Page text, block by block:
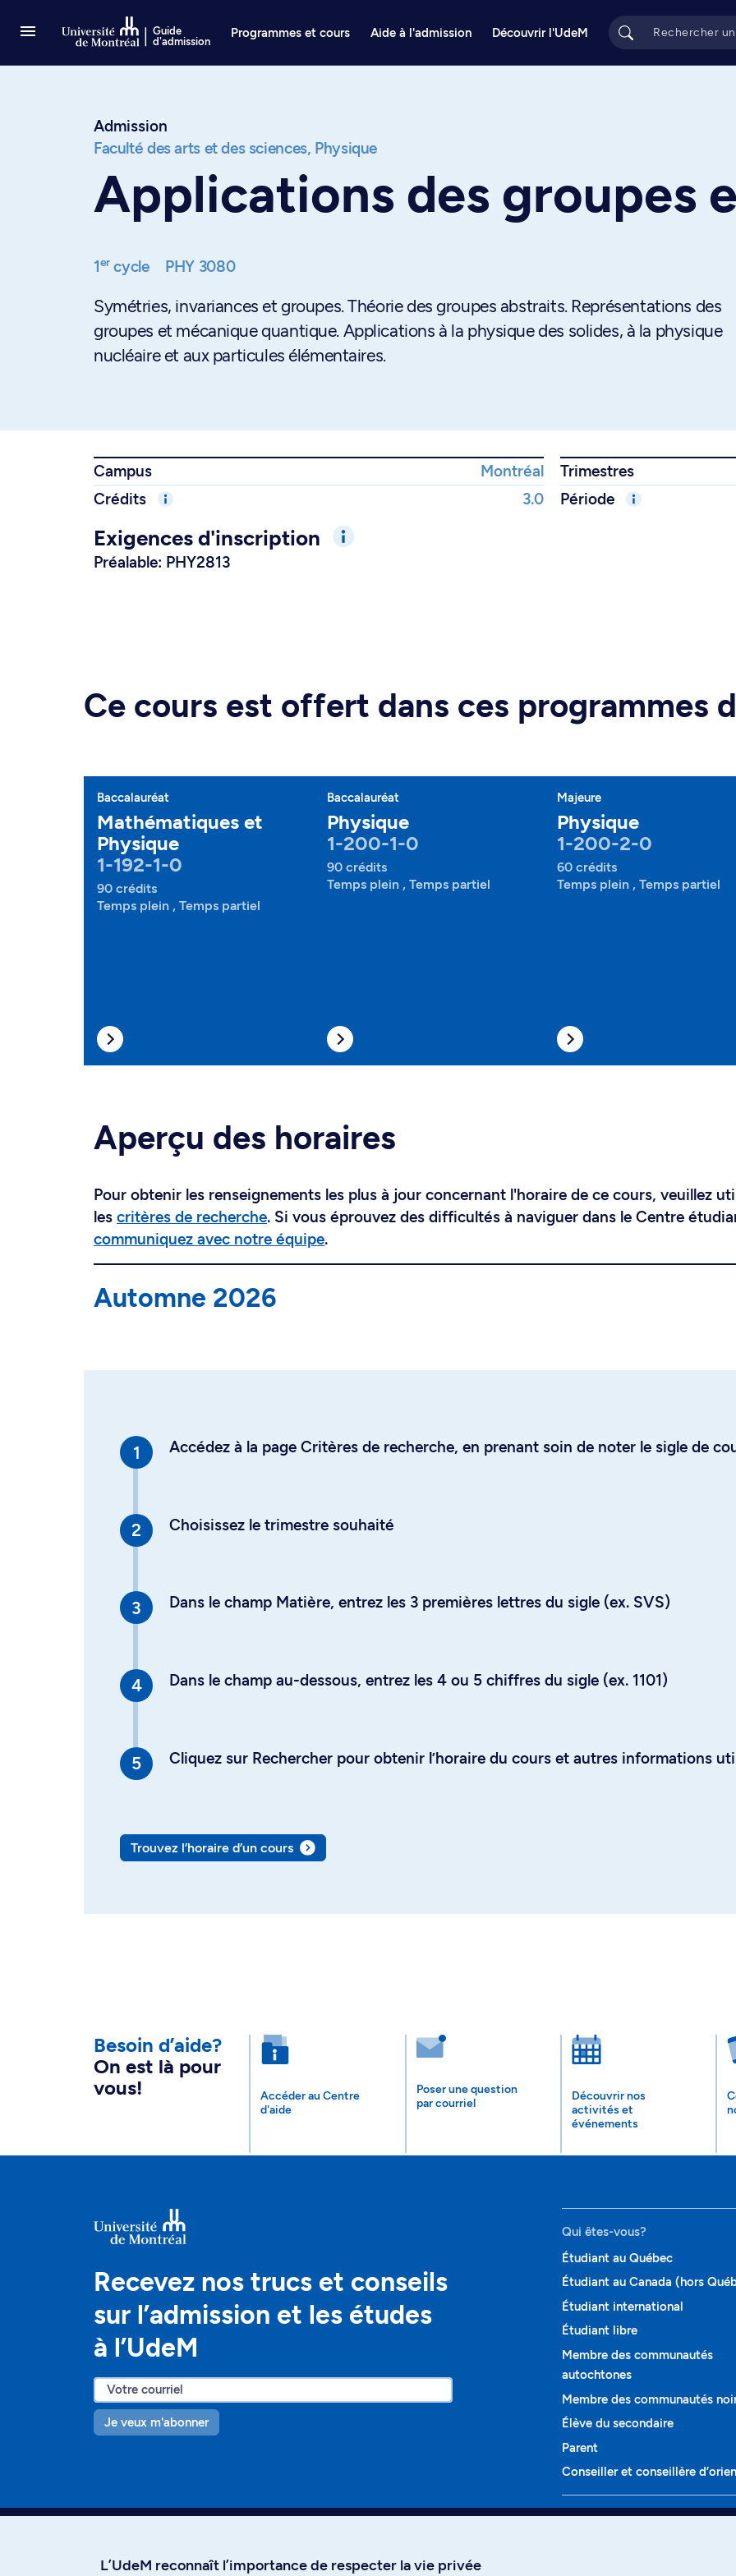
Guide
d'admission
Programmes et cours Aide à l'admission Découvrir l'UdeM
Admission
Faculté des arts et des sciences, Physique
Applications des groupes
1ercycle PHY 3080
Symétries, invariances et groupes. Théorie des groupes abstraits. Représentations des
groupes et mécanique quantique. Applications à la physique des solides, à la physique
nucléaire et aux particules élémentaires.
Campus Montréal
Trimestres
Crédits
3.0 Période
Exigences d'inscription
Préalable: PHY2813
Ce cours est offert dans ces programmes
Baccalauréat
Mathématiques et
Physique
1-192-1-0
90 crédits
Temps plein , Temps partiel
Baccalauréat
Physique
1-200-1-0
90 crédits
Temps plein , Temps partiel
Majeure
Physique
1-200-2-0
60 crédits
Temps plein , Temps partiel
Aperçu des horaires
Pour obtenir les renseignements les plus à jour concernant l'horaire de ce cours, veuillez
les critères de recherche. Si vous éprouvez des difficultés à naviguer dans le Centre
communiquez avec notre équipe.
Automne 2026
Accédez à la page Critères de recherche, en prenant soin de noter le sigle de
Choisissez le trimestre souhaité
Dans le champ Matière, entrez les 3 premières lettres du sigle (ex. SVS)
Dans le champ au-dessous, entrez les 4 ou 5 chiffres du sigle (ex. 1101)
Cliquez sur Rechercher pour obtenir l’horaire du cours et autres informations
Trouvez l’horaire d’un cours
Besoin d’aide?
On est là pour
vous!
Accéder au Centre
d'aide
Poser une question
par courriel
Découvrir nos
activités et
événements
Recevez nos trucs et conseils
sur l’admission et les études
à l’UdeM
Je veux m'abonner
Qui êtes-vous?
Étudiant au Québec
Étudiant au Canada (hors
Étudiant international
Étudiant libre
Membre des communautés
autochtones
Membre des communautés
Élève du secondaire
Parent
Conseiller et conseillère
Programmes et cours
L’UdeM reconnaît l’importance de respecter la vie privée